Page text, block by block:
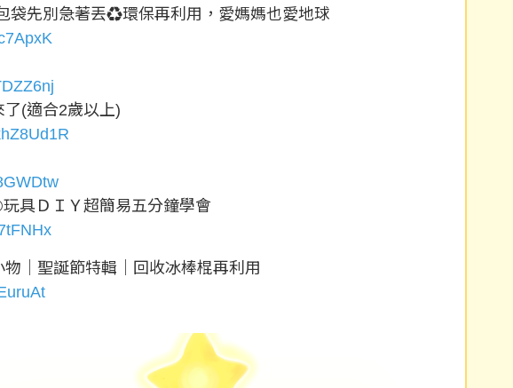
袋先別急著丟♻️環保再利用，愛媽媽也愛地球
了(適合2歲以上)
具ＤＩＹ超簡易五分鐘學會
｜聖誕節特輯｜回收冰棒棍再利用